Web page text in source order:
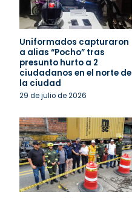
Uniformados capturaron
a alias “Pocho” tras
presunto hurto a 2
ciudadanos en el norte de
la ciudad
29 de julio de 2026